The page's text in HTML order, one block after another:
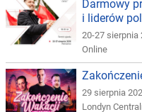
Darmowy
i liderów
20-27 sierpnia
Online
29 sierpnia
Londyn